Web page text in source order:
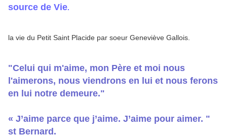
source de Vie.
la vie du Petit Saint Placide par soeur Geneviève Gallois.
"Celui qui m'aime, mon Père et moi nous
l'aimerons, nous viendrons en lui et nous ferons
en lui notre demeure."
« J’aime parce que j’aime. J’aime pour aimer. "
st Bernard.